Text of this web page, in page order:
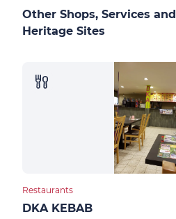
Other Shops, Services and
Heritage Sites
Restaurants
DKA KEBAB